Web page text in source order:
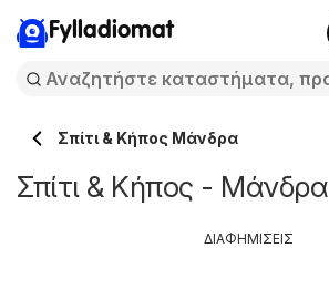
Fylladiomat
Σπίτι & Κήπος Μάνδρα
Σπίτι & Κήπος - Μάνδρα
ΔΙΑΦΗΜΙΣΕΙΣ